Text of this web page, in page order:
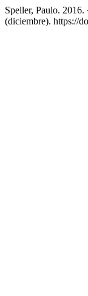
Speller, Paulo.
(diciembre). https://